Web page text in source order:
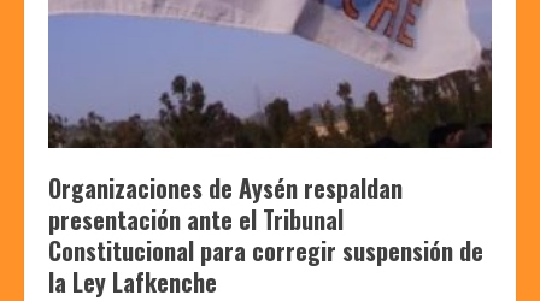
Organizaciones de Aysén respaldan
presentación ante el Tribunal
Constitucional para corregir suspensión de
la Ley Lafkenche